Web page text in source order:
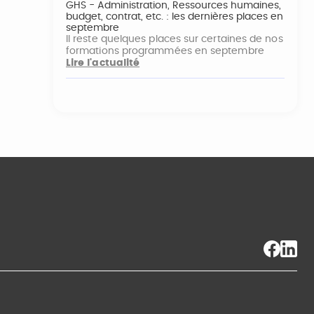
GHS - Administration, Ressources humaines,
budget, contrat, etc. : les dernières places en
septembre
Il reste quelques places sur certaines de nos
formations programmées en septembre
Lire l'actualité